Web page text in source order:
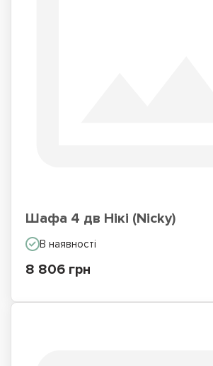
Шафа 4 дв Нікі (Nicky)
В наявності
8 806 грн